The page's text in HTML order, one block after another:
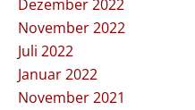
Dezember 2022
November 2022
Juli 2022
Januar 2022
November 2021